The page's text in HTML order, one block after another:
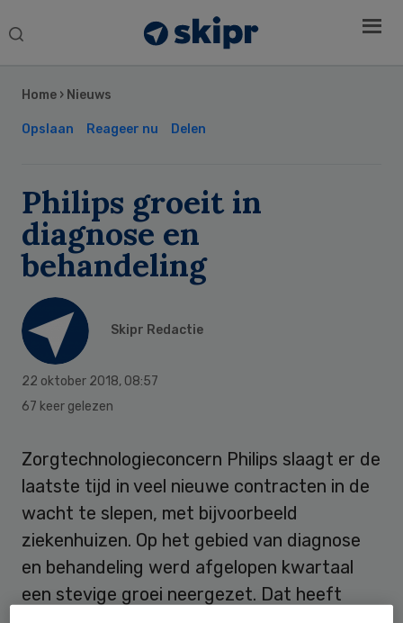
Search
Home › Nieuws
Opslaan Reageer nu Delen
Philips groeit in
diagnose en
behandeling
Skipr Redactie
22 oktober 2018, 08:57
67 keer gelezen
Zorgtechnologieconcern Philips slaagt er de
laatste tijd in veel nieuwe contracten in de
wacht te slepen, met bijvoorbeeld
ziekenhuizen. Op het gebied van diagnose
en behandeling werd afgelopen kwartaal
een stevige groei neergezet. Dat heeft
Sidebar